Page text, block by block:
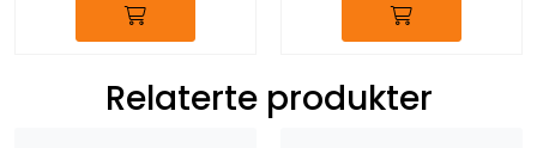
Relaterte produkter